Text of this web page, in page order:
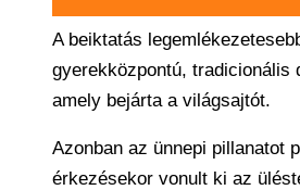
A beiktatás
gyerekközpontú, tradicionális
amely bejárta a világsajtót.
Azonban az ünnepi pillanatot
érkezésekor vonult ki az